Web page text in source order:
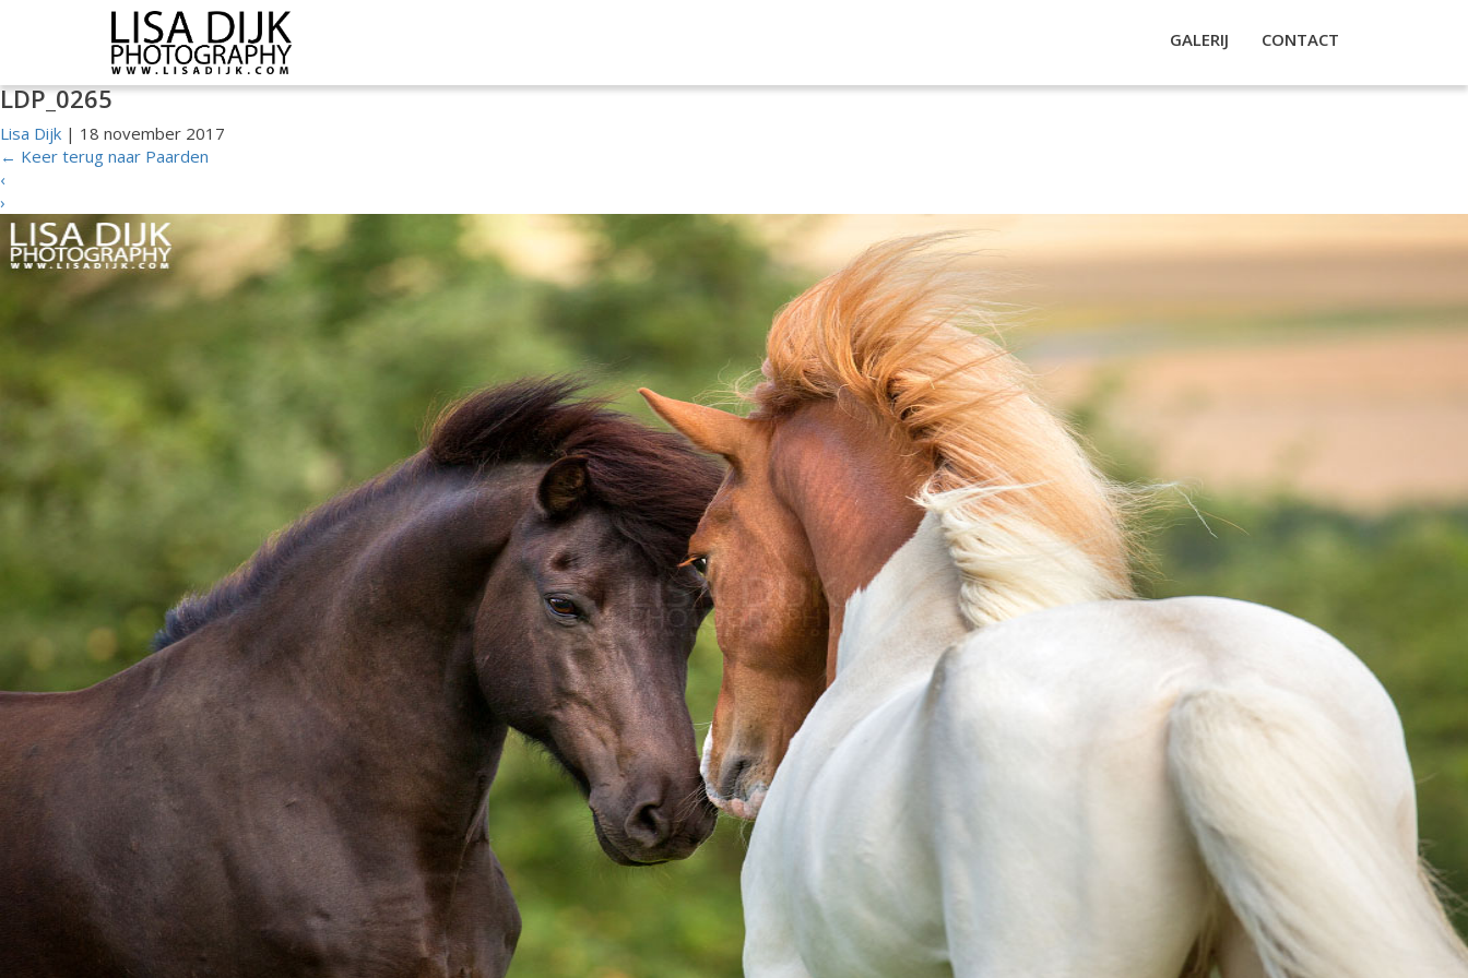
GALERIJ CONTACT
LDP_0265
Lisa Dijk | 18 november 2017
← Keer terug naar Paarden
‹
›